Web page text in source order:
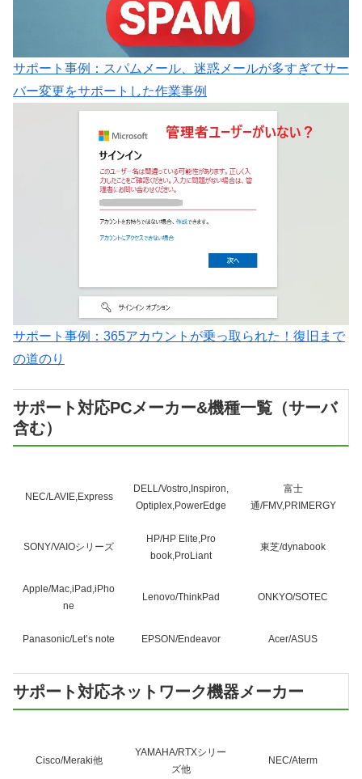
サポート事例：スパムメール、迷惑メールが多すぎてサー
バー変更をサポートした作業事例
サポート事例：365アカウントが乗っ取られた！復旧まで
の道のり
サポート対応PCメーカー&機種一覧（サーバ
含む）
NEC/LAVIE,Express
DELL/Vostro,Inspiron,
Optiplex,PowerEdge
富士
通/FMV,PRIMERGY
SONY/VAIOシリーズ
HP/HP Elite,Pro
book,ProLiant
東芝/dynabook
Apple/Mac,iPad,iPho
ne
Lenovo/ThinkPad ONKYO/SOTEC
Panasonic/Let’s note EPSON/Endeavor Acer/ASUS
サポート対応ネットワーク機器メーカー
Cisco/Meraki他
YAMAHA/RTXシリー
ズ他
NEC/Aterm